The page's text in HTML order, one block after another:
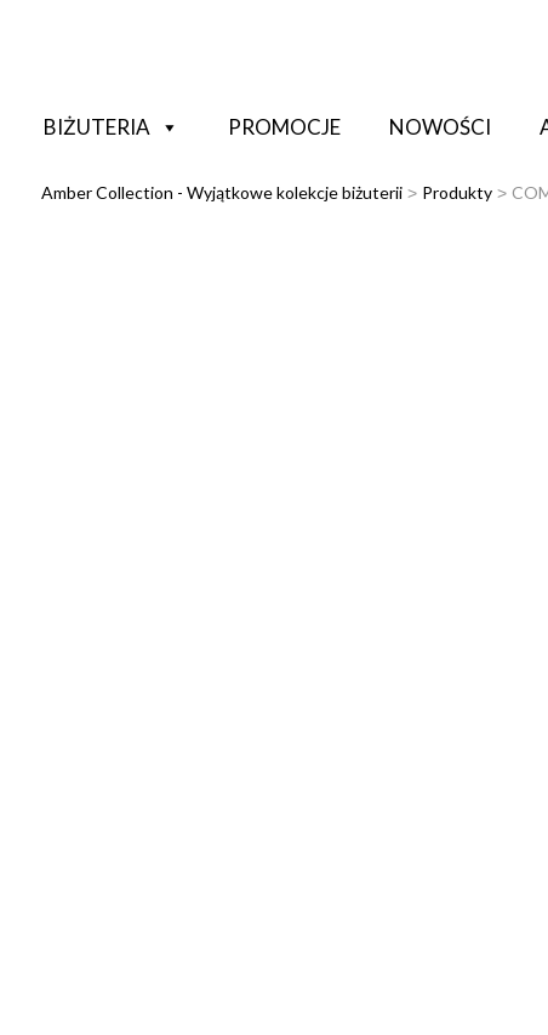
BIŻUTERIA PROMOCJE NOWOŚCI
Amber Collection - Wyjątkowe kolekcje biżuterii > Produkty >